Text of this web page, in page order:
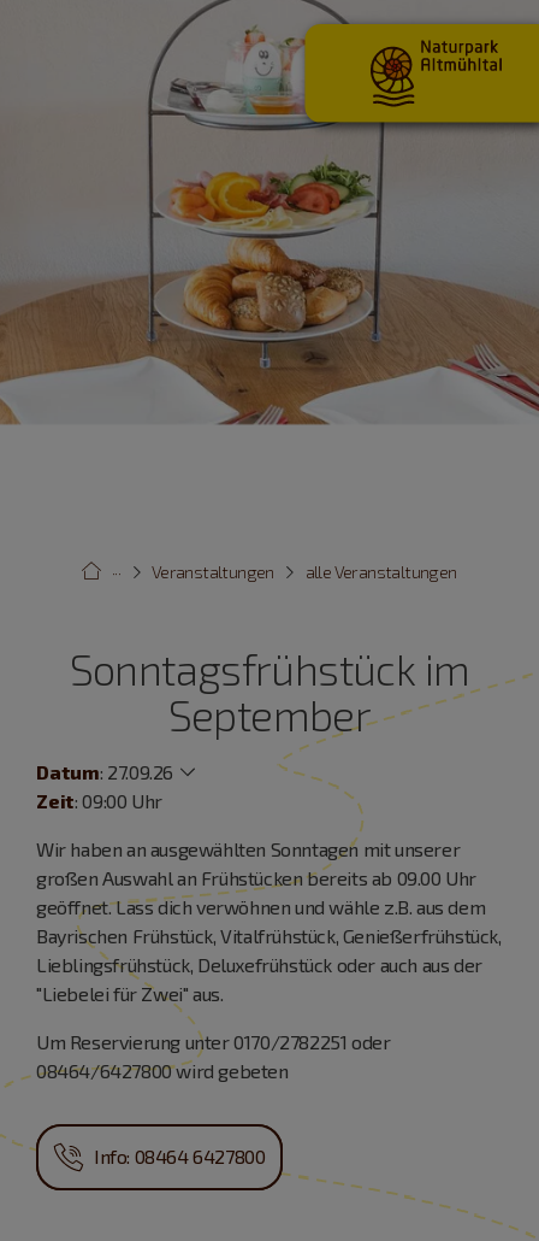
alle Veranstaltungen
Veranstaltungen
···
Sonntagsfrühstück im
September
Datum: 27.09.26
Zeit: 09:00 Uhr
Wir haben an ausgewählten Sonntagen mit unserer
großen Auswahl an Frühstücken bereits ab 09.00 Uhr
geöffnet. Lass dich verwöhnen und wähle z.B. aus dem
Bayrischen Frühstück, Vitalfrühstück, Genießerfrühstück,
Lieblingsfrühstück, Deluxefrühstück oder auch aus der
"Liebelei für Zwei" aus.
Um Reservierung unter 0170/2782251 oder
08464/6427800 wird gebeten
Info: 08464 6427800